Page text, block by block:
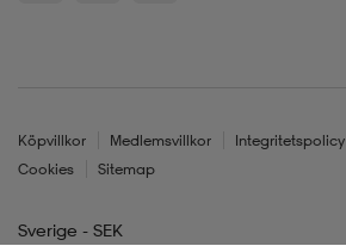
Köpvillkor Medlemsvillkor Integritetspolicy
Cookies
Sitemap
Sverige - SEK